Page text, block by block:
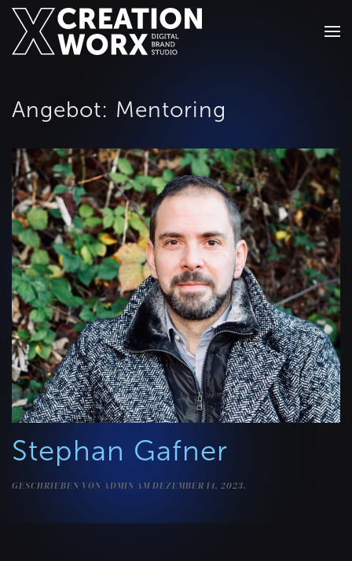
Zum Hauptinhalt springen
Angebot: Mentoring
Stephan Gafner
GESCHRIEBEN VON ADMIN AM DEZEMBER 14, 2023.